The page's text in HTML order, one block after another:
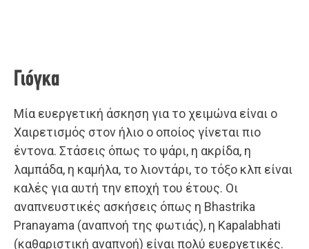
Γιόγκα
Μία ευεργετική άσκηση για το χειμώνα είναι ο
Χαιρετισμός στον ήλιο ο οποίος γίνεται πιο
έντονα. Στάσεις όπως το ψάρι, η ακρίδα, η
λαμπάδα, η καμήλα, το λιοντάρι, το τόξο κλπ είναι
καλές για αυτή την εποχή του έτους. Οι
αναπνευστικές ασκήσεις όπως η Bhastrika
Pranayama (αναπνοή της φωτιάς), η Κapalabhati
(καθαριστική αναπνοή) είναι πολύ ευεργετικές.